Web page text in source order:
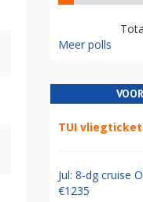
Meer polls
TUI
Jul: 8-dg cruise
€1235